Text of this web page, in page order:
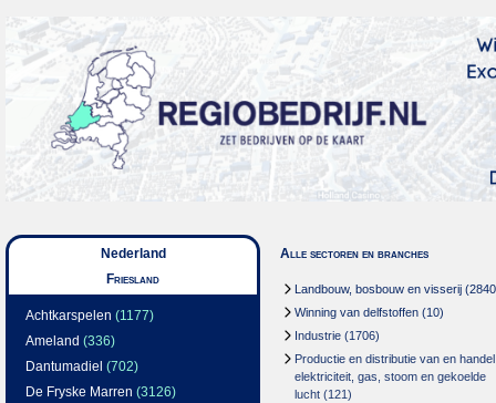
Nederland
Friesland
Achtkarspelen (1177)
Ameland (336)
Dantumadiel (702)
De Fryske Marren (3126)
Alle sectoren en branches
Landbouw, bosbouw en visserij
Winning van delfstoffen (10)
Industrie (1706)
Productie en distributie van en
elektriciteit, gas, stoom en gekoelde
lucht (121)